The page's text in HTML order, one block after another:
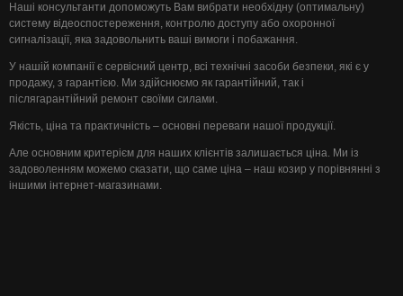
Наші консультанти допоможуть Вам вибрати необхідну (оптимальну)
систему відеоспостереження, контролю доступу або охоронної
сигналізації, яка задовольнить ваші вимоги і побажання.
У нашій компанії є сервісний центр, всі технічні засоби безпеки, які є у
продажу, з гарантією. Ми здійснюємо як гарантійний, так і
післягарантійний ремонт своїми силами.
Якість, ціна та практичність – основні переваги нашої продукції.
Але основним критерієм для наших клієнтів залишається ціна. Ми із
задоволенням можемо сказати, що саме ціна – наш козир у порівнянні з
іншими інтернет-магазинами.